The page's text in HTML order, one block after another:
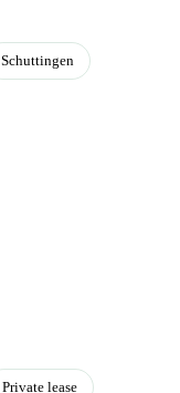
Schuttingen
Private lease